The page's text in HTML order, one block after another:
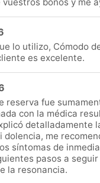
lo utilizo, Cómodo
es excelente.
reserva fue
con la médica
detalladamente
dolencia, me
síntomas de
pasos a
la resonancia.